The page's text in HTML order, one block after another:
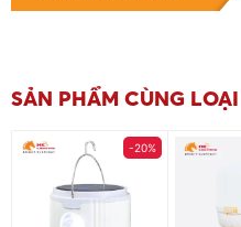
SẢN PHẨM CÙNG LOẠI
-20%